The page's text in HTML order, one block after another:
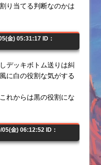
り当てる判断なのかは
金) 05:31:17 ID：
デッキボトム送りは糾
に白の役割な気がする
れからは黒の役割にな
金) 06:12:52 ID：